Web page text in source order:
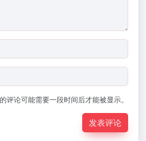
评论可能需要一段时间后才能被显示。
发表评论